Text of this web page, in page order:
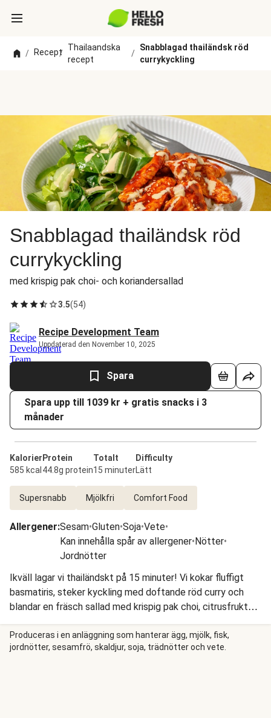
/ Recept/
Thailaandska
recept
/
Snabblagad thailändsk röd
currykyckling
Snabblagad thailändsk röd
currykyckling
med krispig pak choi- och koriandersallad
3.5(54)
Recipe Development Team
Uppdaterad den November 10, 2025
Spara
Spara upp till 1039 kr + gratis snacks i 3
månader
Kalorier
585 kcal
Protein
44.8g protein
Totalt
15 minuter
Difficulty
Lätt
Supersnabb Mjölkfri Comfort Food
Allergener:Sesam•Gluten•Soja•Vete•
Kan innehålla spår av allergener•Nötter•
Jordnötter
Ikväll lagar vi thailändskt på 15 minuter! Vi kokar fluffigt
basmatiris, steker kyckling med doftande röd curry och
blandar en fräsch sallad med krispig pak choi, citrusfrukt
och koriander. En smarrig och perfekt middag för de där
dagarna när matlagningen måste gå riktigt snabbt!
Produceras i en anläggning som hanterar ägg, mjölk, fisk,
jordnötter, sesamfrö, skaldjur, soja, trädnötter och vete.